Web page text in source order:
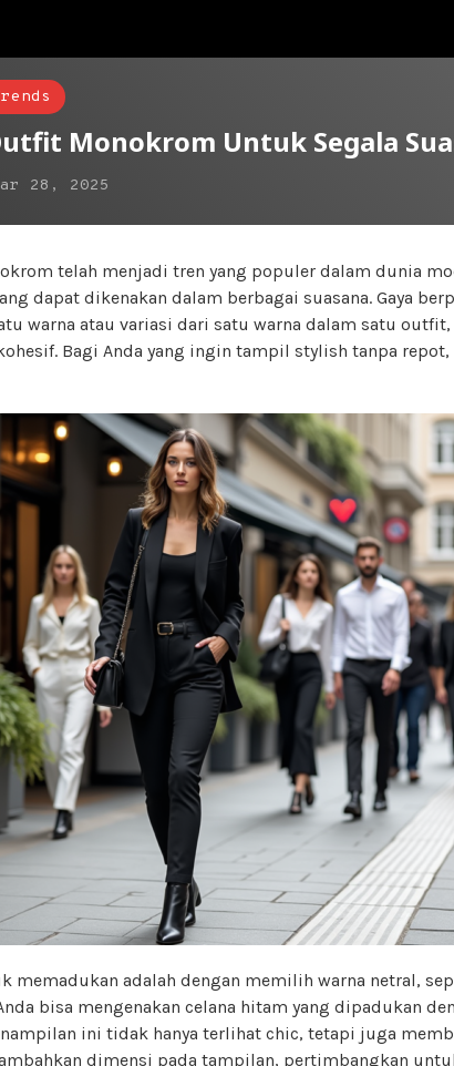
Monokrom Untuk Segala
28, 2025
telah menjadi tren yang populer dalam dunia
dapat dikenakan dalam berbagai suasana. Gaya
warna atau variasi dari satu warna dalam satu
Bagi Anda yang ingin tampil stylish tanpa
memadukan adalah dengan memilih warna netral,
bisa mengenakan celana hitam yang dipadukan
ini tidak hanya terlihat chic, tetapi juga
dimensi pada tampilan, pertimbangkan